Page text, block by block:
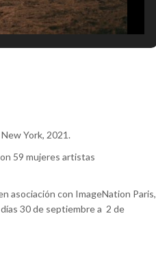
York, 2021.
59 mujeres artistas
asociación con ImageNation Paris,
30 de septiembre a 2 de